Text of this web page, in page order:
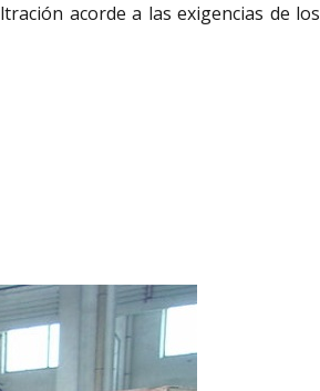
acorde a las exigencias de los